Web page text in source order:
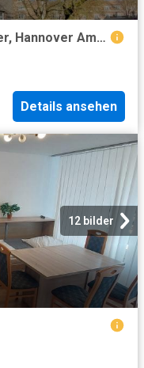
Great & fantastic flat in Hannover, Hannover Amsterdam Apartments for Rent
Details ansehen
12 bilder